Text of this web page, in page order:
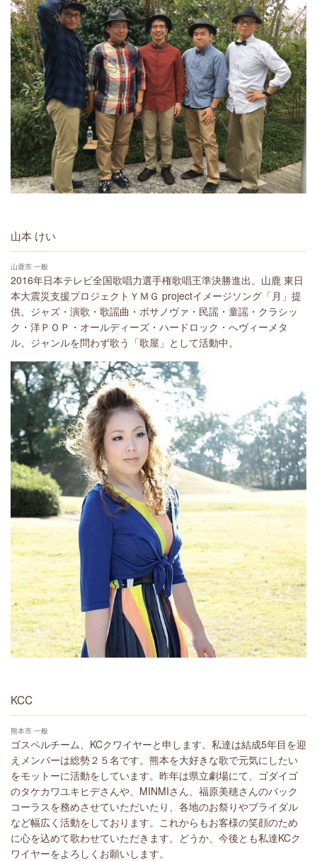
山本 けい
山鹿市 一般
2016年日本テレビ全国歌唱力選手権歌唱王準決勝進出。山鹿 東日
本大震災支援プロジェクトＹＭＧ projectイメージソング「月」提
供。ジャズ・演歌・歌謡曲・ボサノヴァ・民謡・童謡・クラシッ
ク・洋ＰＯＰ・オールディーズ・ハードロック・へヴィーメタ
ル。ジャンルを問わず歌う「歌屋」として活動中。
KCC
熊本市 一般
ゴスペルチーム、KCクワイヤーと申します。私達は結成5年目を迎
えメンバーは総勢２５名です。熊本を大好きな歌で元気にしたい
をモットーに活動をしています。昨年は県立劇場にて、ゴダイゴ
のタケカワユキヒデさんや、MINMIさん、福原美穂さんのバック
コーラスを務めさせていただいたり、各地のお祭りやブライダル
など幅広く活動をしております。これからもお客様の笑顔のため
に心を込めて歌わせていただきます。どうか、今後とも私達KCク
ワイヤーをよろしくお願いします。